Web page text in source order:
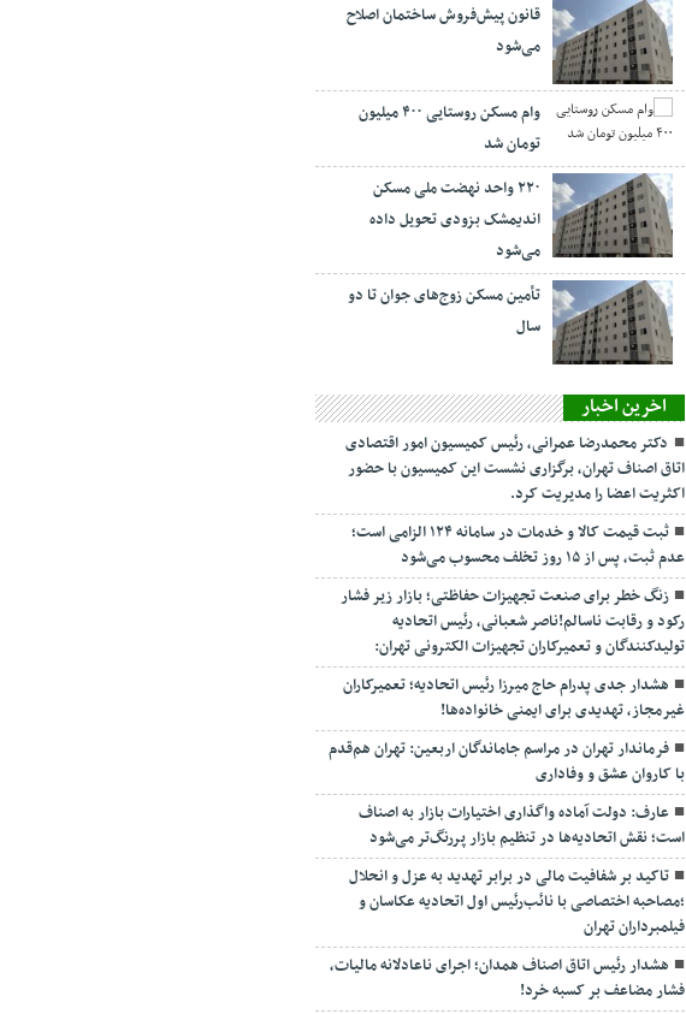
قانون پیش‌فروش ساختمان اصلاح
می‌شود
وام مسکن روستایی ۴۰۰ میلیون
تومان شد
۲۲۰ واحد نهضت ملی مسکن
اندیمشک بزودی تحویل داده
می‌شود
تأمین مسکن زوج‌های جوان تا دو
سال
اخرین اخبار
دکتر محمدرضا عمرانی، رئیس کمیسیون امور اقتصادی
اتاق اصناف تهران، برگزاری نشست این کمیسیون با حضور
اکثریت اعضا را مدیریت کرد.
ثبت قیمت کالا و خدمات در سامانه ۱۲۴ الزامی است؛
عدم ثبت، پس از ۱۵ روز تخلف محسوب می‌شود
زنگ خطر برای صنعت تجهیزات حفاظتی؛ بازار زیر فشار
رکود و رقابت ناسالم!ناصر شعبانی، رئیس اتحادیه
تولیدکنندگان و تعمیرکاران تجهیزات الکترونی تهران:
هشدار جدی پدرام حاج میرزا رئیس اتحادیه؛ تعمیرکاران
غیرمجاز، تهدیدی برای ایمنی خانواده‌ها!
فرماندار تهران در مراسم جاماندگان اربعین: تهران هم‌قدم
با کاروان عشق و وفاداری
عارف: دولت آماده واگذاری اختیارات بازار به اصناف
است؛ نقش اتحادیه‌ها در تنظیم بازار پررنگ‌تر می‌شود
تاکید بر شفافیت مالی در برابر تهدید به عزل و انحلال
;مصاحبه اختصاصی با نائب‌رئیس اول اتحادیه عکاسان و
فیلمبرداران تهران
هشدار رئیس اتاق اصناف همدان؛ اجرای ناعادلانه مالیات،
فشار مضاعف بر کسبه خرد!